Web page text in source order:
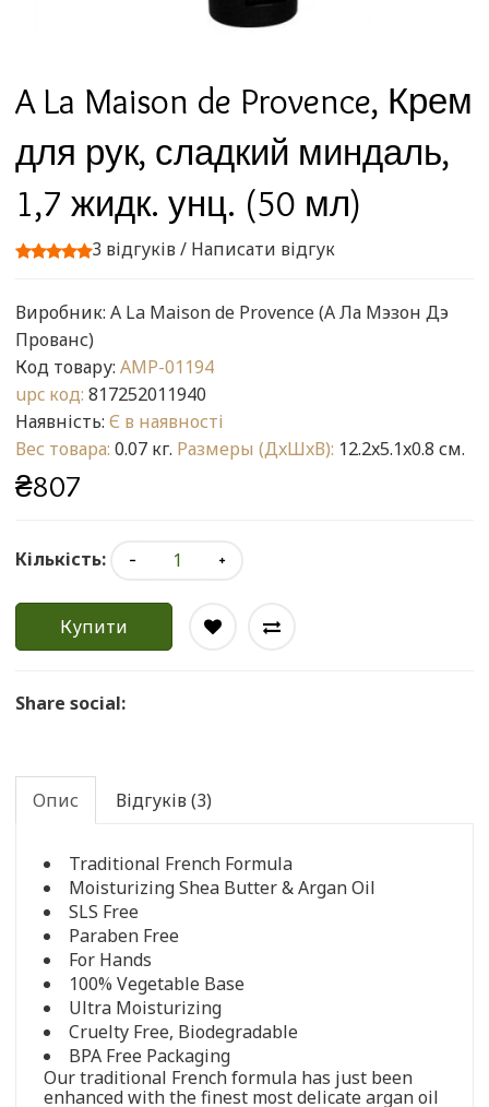
A La Maison de Provence, Крем
для рук, сладкий миндаль,
1,7 жидк. унц. (50 мл)
3 відгуків/ Написати відгук
Виробник: A La Maison de Provence (А Ла Мэзон Дэ
Прованс)
Код товару: AMP-01194
upc код: 817252011940
Наявність: Є в наявності
Вес товара: 0.07 кг. Размеры (ДxШxВ): 12.2x5.1x0.8 см.
₴807
Кількість:
Купити
Share social:
Опис Відгуків (3)
Traditional French Formula
Moisturizing Shea Butter & Argan Oil
SLS Free
Paraben Free
For Hands
100% Vegetable Base
Ultra Moisturizing
Cruelty Free, Biodegradable
BPA Free Packaging
Our traditional French formula has just been
enhanced with the finest most delicate argan oil